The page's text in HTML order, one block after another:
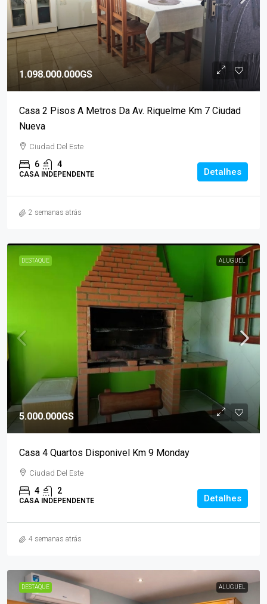
1.098.000.000GS
Casa 2 Pisos A Metros Da Av. Riquelme Km 7 Ciudad
Nueva
Ciudad Del Este
6 4
CASA INDEPENDENTE Detalhes
2 semanas atrás
DESTAQUE ALUGUEL
5.000.000GS
Casa 4 Quartos Disponivel Km 9 Monday
Ciudad Del Este
4 2
CASA INDEPENDENTE Detalhes
4 semanas atrás
DESTAQUE ALUGUEL